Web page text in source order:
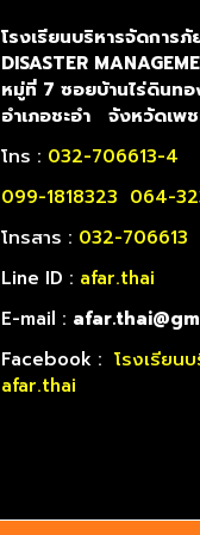
โรงเรียนบริหารจัดการ
DISASTER
หมู่ที่ 7 ซอยบ้านไร่ดินท
อำเภอชะอำ จังหวัดเพ
โทร : 032-706613-4
099-1818323 064-
โทรสาร : 032-706613
Line ID : afar.thai
E-mail :
Facebook :โรงเรียน
afar.thai